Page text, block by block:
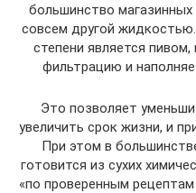
большинство
совсем другой
степени является
фильтрацию и
Это позволяет
увеличить срок жизни, и
При этом в
готовится из сухих
«по проверенным